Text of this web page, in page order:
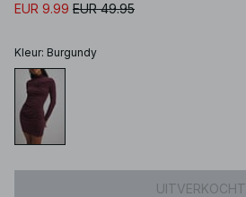
EUR 9.99 EUR 49.95
Kleur: Burgundy
UITVERKOCHT